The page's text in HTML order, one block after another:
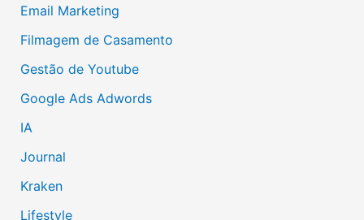
Email Marketing
Filmagem de Casamento
Gestão de Youtube
Google Ads Adwords
IA
Journal
Kraken
Lifestyle